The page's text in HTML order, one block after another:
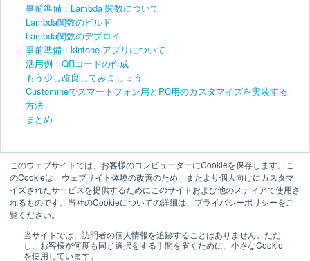
このウェブサイトでは、お客様のコンピューターにCookieを保存します。こ
のCookieは、ウェブサイト体験の改善のため、またより個人向けにカスタマ
イズされたサービスを提供するためにこのサイトおよび他のメディアで使用さ
れるものです。当社のCookieについての詳細は、プライバシーポリシーをご
覧ください。
当サイトでは、訪問者の個人情報を追跡することはありません。ただ
し、お客様が何度も同じ選択をする手間を省くために、小さなCookie
を使用しています。
事前準備：Lambda 関数について
Lambda関数のビルド
Lambda関数のデプロイ
事前準備：kintone アプリについて
活用例：QRコードの作成
もう少し改良してみましょう
Customineでスマートフォン用とPC用のカスタマイズを実装する
方法
まとめ